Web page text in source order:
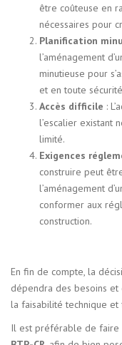
être coûteuse en
nécessaires pour
Planification
l’aménagement
minutieuse pour
et en toute
Accès difficile :
l’escalier existant
limité.
Exigences
construire peut
l’aménagement
conformer aux
construction.
En fin de compte, la
dépendra des besoins
la faisabilité technique et
Il est préférable de faire